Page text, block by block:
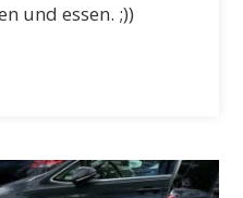
und essen. ;))